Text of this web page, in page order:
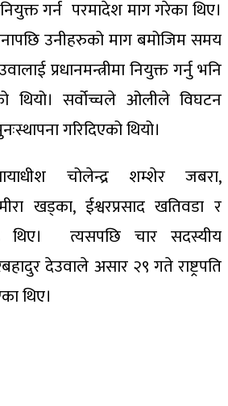
नियुक्त गर्न परमादेश माग गरेका थिए।
उनीहरुको माग बमोजिम समय
प्रधानमन्त्रीमा नियुक्त गर्नु भनि
थियो। सर्वोच्चले ओलीले विघटन
गरिदिएको थियो।
चोलेन्द्र शम्शेर जबरा,
खड्का, ईश्वरप्रसाद खतिवडा र
थिए। त्यसपछि चार सदस्यीय
देउवाले असार २९ गते राष्ट्रपति
थिए।